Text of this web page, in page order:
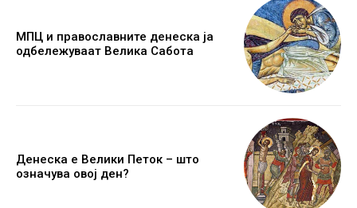
МПЦ и православните денеска ја
одбележуваат Велика Сабота
Денеска е Велики Петок – што
означува овој ден?